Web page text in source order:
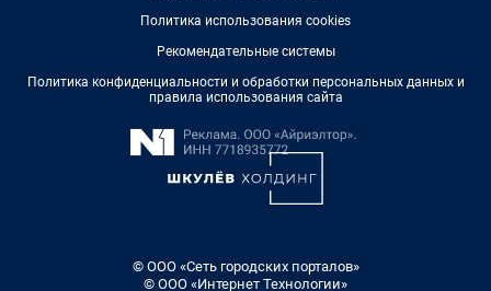
Политика использования cookies
Рекомендательные системы
Политика конфиденциальности и обработки персональных данных и
правила использования сайта
© ООО «Сеть городских порталов»
© ООО «Интернет Технологии»